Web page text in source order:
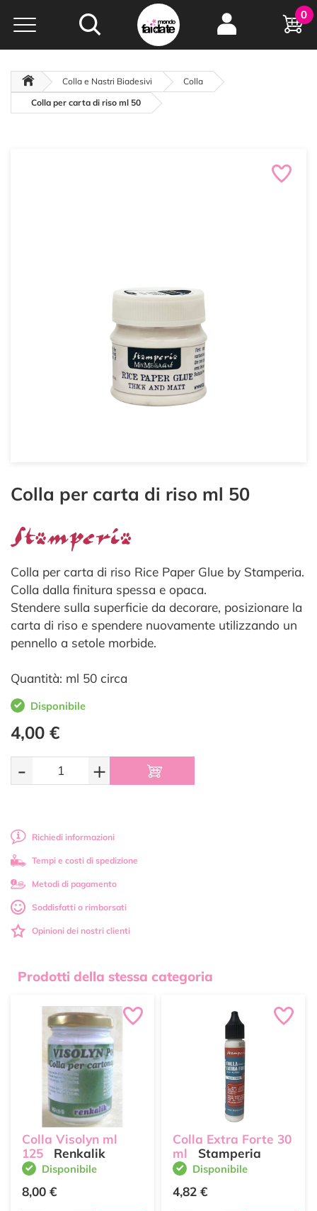
Hobby e
creatività...
oltre 15 anni online
0
Colla e Nastri Biadesivi
Colla
Colla per carta di riso ml 50
Colla per carta di riso ml 50
Colla per carta di riso Rice Paper Glue by Stamperia.
Colla dalla finitura spessa e opaca.
Stendere sulla superficie da decorare, posizionare la
carta di riso e spendere nuovamente utilizzando un
pennello a setole morbide.
Quantità: ml 50 circa
Disponibile
4,00 €
- +
Richiedi informazioni
Tempi e costi di spedizione
Metodi di pagamento
Soddisfatti o rimborsati
Opinioni dei nostri clienti
Prodotti della stessa categoria
Colla Visolyn ml
125
Renkalik
Disponibile
8,00 €
Colla Extra Forte 30
ml
Stamperia
Disponibile
4,82 €